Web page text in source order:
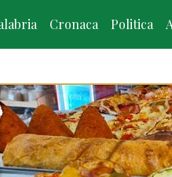
Cronaca Politica